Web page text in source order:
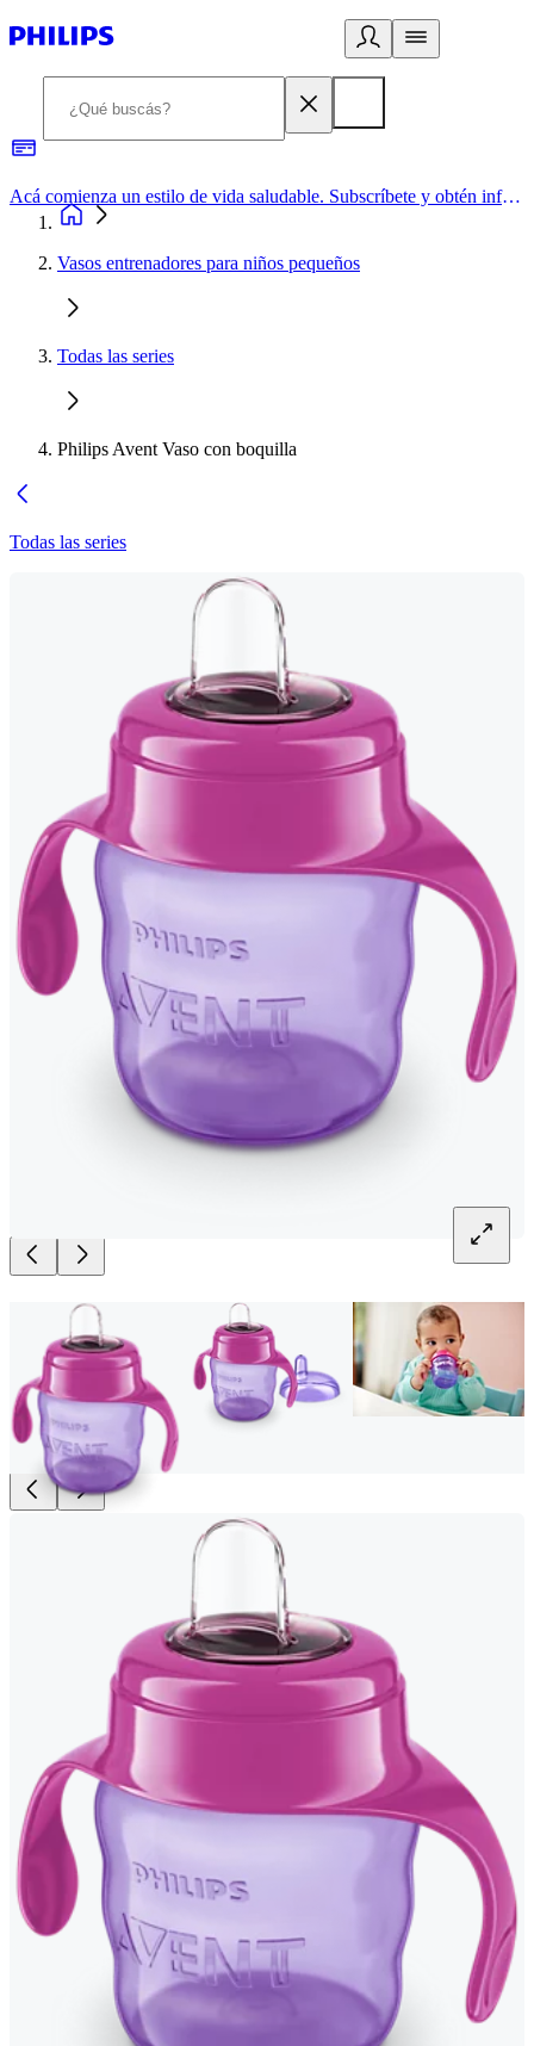
Acá comienza un estilo de vida saludable. Subscríbete y obtén información de primera mano
Vasos entrenadores para niños pequeños
Todas las series
Philips Avent Vaso con boquilla
Todas las series